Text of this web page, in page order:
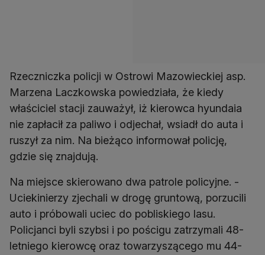
Rzeczniczka policji w Ostrowi Mazowieckiej asp.
Marzena Laczkowska powiedziała, że kiedy
właściciel stacji zauważył, iż kierowca hyundaia
nie zapłacił za paliwo i odjechał, wsiadł do auta i
ruszył za nim. Na bieżąco informował policję,
gdzie się znajdują.
Na miejsce skierowano dwa patrole policyjne. -
Uciekinierzy zjechali w drogę gruntową, porzucili
auto i próbowali uciec do pobliskiego lasu.
Policjanci byli szybsi i po pościgu zatrzymali 48-
letniego kierowcę oraz towarzyszącego mu 44-